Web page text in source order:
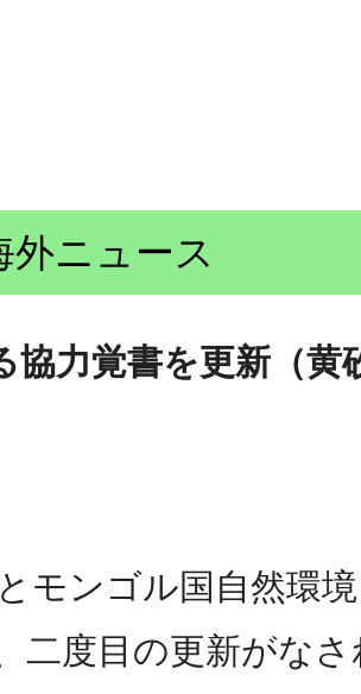
外ニュース
力覚書を更新（黄
モンゴル国自然環
二度目の更新がな